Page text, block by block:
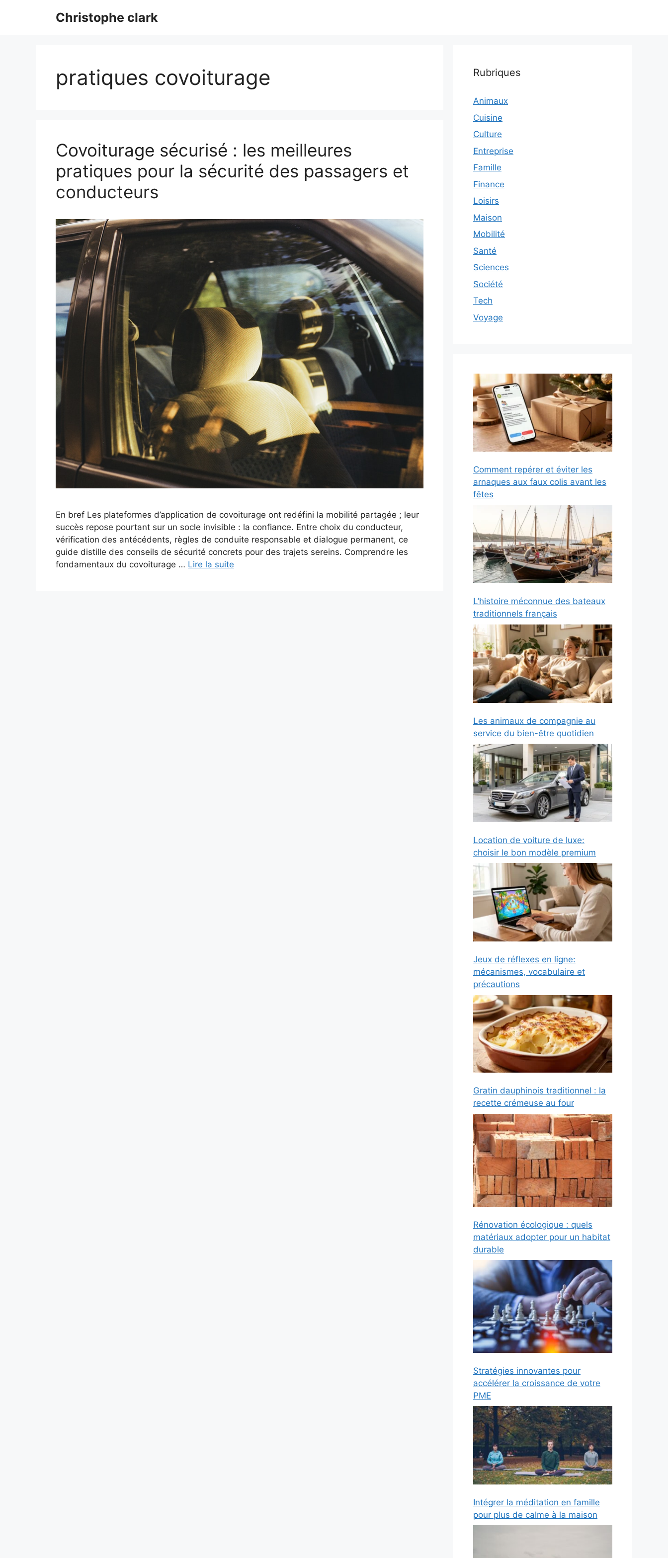
Christophe clark
pratiques covoiturage
Covoiturage sécurisé : les meilleures
pratiques pour la sécurité des passagers et
conducteurs
En bref Les plateformes d’application de covoiturage ont redéfini la mobilité partagée ; leur
succès repose pourtant sur un socle invisible : la confiance. Entre choix du conducteur,
vérification des antécédents, règles de conduite responsable et dialogue permanent, ce
guide distille des conseils de sécurité concrets pour des trajets sereins. Comprendre les
fondamentaux du covoiturage … Lire la suite
Rubriques
Animaux
Cuisine
Culture
Entreprise
Famille
Finance
Loisirs
Maison
Mobilité
Santé
Sciences
Société
Tech
Voyage
Comment repérer et éviter les
arnaques aux faux colis avant les
fêtes
L’histoire méconnue des bateaux
traditionnels français
Les animaux de compagnie au
service du bien-être quotidien
Location de voiture de luxe:
choisir le bon modèle premium
Jeux de réflexes en ligne:
mécanismes, vocabulaire et
précautions
Gratin dauphinois traditionnel : la
recette crémeuse au four
Rénovation écologique : quels
matériaux adopter pour un habitat
durable
Stratégies innovantes pour
accélérer la croissance de votre
PME
Intégrer la méditation en famille
pour plus de calme à la maison